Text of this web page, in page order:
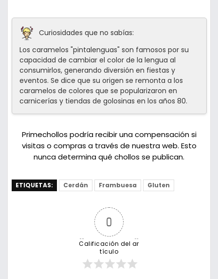
Curiosidades que no sabías:
Los caramelos "pintalenguas" son famosos por su
capacidad de cambiar el color de la lengua al
consumirlos, generando diversión en fiestas y
eventos. Se dice que su origen se remonta a los
caramelos de colores que se popularizaron en
carnicerías y tiendas de golosinas en los años 80.
Primechollos podría recibir una compensación si
visitas o compras a través de nuestra web. Esto
nunca determina qué chollos se publican.
ETIQUETAS: Cerdán Frambuesa Gluten
0
Calificación del ar
tículo